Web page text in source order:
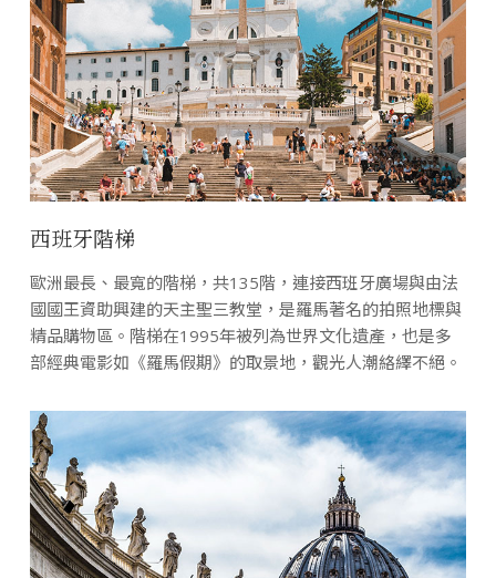
西班牙階梯
歐洲最長、最寬的階梯，共135階，連接西班牙廣場與由法
國國王資助興建的天主聖三教堂，是羅馬著名的拍照地標與
精品購物區。階梯在1995年被列為世界文化遺產，也是多
部經典電影如《羅馬假期》的取景地，觀光人潮絡繹不絕。